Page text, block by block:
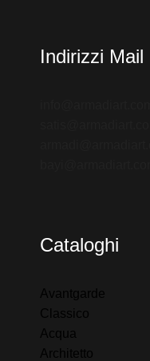
Indirizzi Mail
Cataloghi
Avantgarde
Classico
Acqua
Architetto